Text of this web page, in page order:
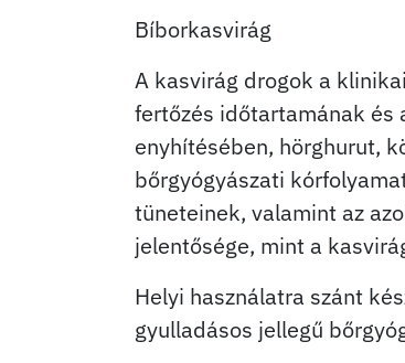
Bíborkasvirág
A kasvirág drogok a
fertőzés időtartamának és
enyhítésében, hörghurut,
bőrgyógyászati
tüneteinek, valamint az
jelentősége, mint a
Helyi használatra szánt
gyulladásos jellegű